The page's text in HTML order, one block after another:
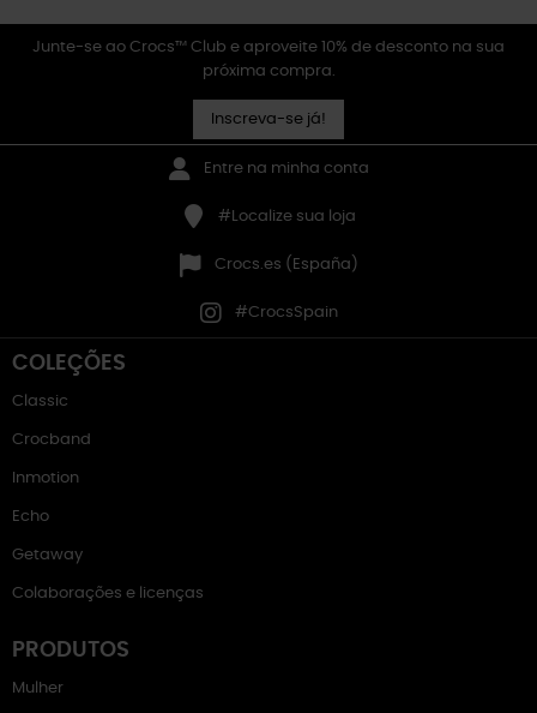
Junte-se ao Crocs™ Club e aproveite 10% de desconto na sua
próxima compra.
Inscreva-se já!
Entre na minha conta
#Localize sua loja
Crocs.es (España)
#CrocsSpain
COLEÇÕES
Classic
Crocband
Inmotion
Echo
Getaway
Colaborações e licenças
PRODUTOS
Mulher